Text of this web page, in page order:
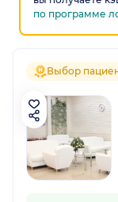
по программе
Выбор